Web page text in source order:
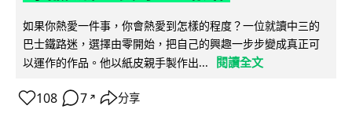
如果你熱愛一件事，你會熱愛到怎樣的程度？一位就讀中三的
巴士鐵路迷，選擇由零開始，把自己的興趣一步步變成真正可
以運作的作品。他以紙皮親手製作出...
閱讀全文
108 7 ↗ 分享